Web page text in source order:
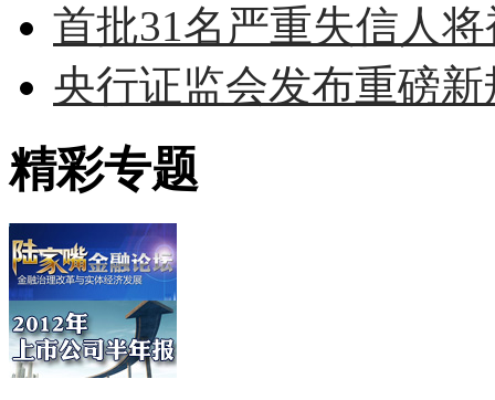
首批31名严重失信人
央行证监会发布重磅
精彩专题